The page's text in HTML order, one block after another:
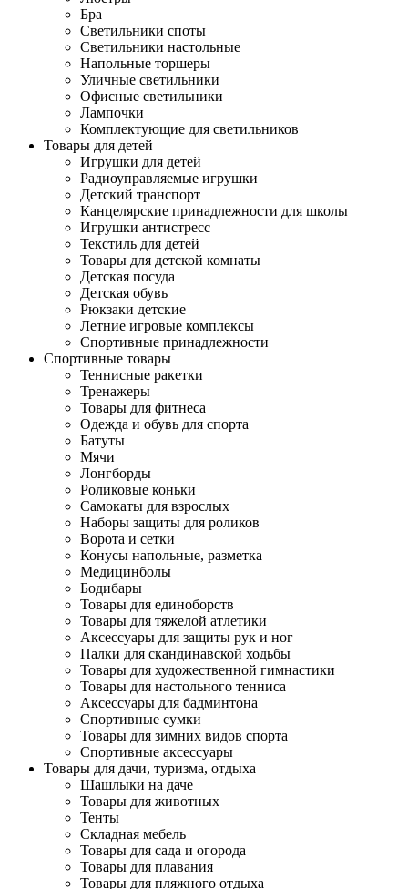
Бра
Светильники споты
Светильники настольные
Напольные торшеры
Уличные светильники
Офисные светильники
Лампочки
Комплектующие для светильников
Товары для детей
Игрушки для детей
Радиоуправляемые игрушки
Детский транспорт
Канцелярские принадлежности для школы
Игрушки антистресс
Текстиль для детей
Товары для детской комнаты
Детская посуда
Детская обувь
Рюкзаки детские
Летние игровые комплексы
Спортивные принадлежности
Спортивные товары
Теннисные ракетки
Тренажеры
Товары для фитнеса
Одежда и обувь для спорта
Батуты
Мячи
Лонгборды
Роликовые коньки
Самокаты для взрослых
Наборы защиты для роликов
Ворота и сетки
Конусы напольные, разметка
Медицинболы
Бодибары
Товары для единоборств
Товары для тяжелой атлетики
Аксессуары для защиты рук и ног
Палки для скандинавской ходьбы
Товары для художественной гимнастики
Товары для настольного тенниса
Аксессуары для бадминтона
Спортивные сумки
Товары для зимних видов спорта
Спортивные аксессуары
Товары для дачи, туризма, отдыха
Шашлыки на даче
Товары для животных
Тенты
Складная мебель
Товары для сада и огорода
Товары для плавания
Товары для пляжного отдыха